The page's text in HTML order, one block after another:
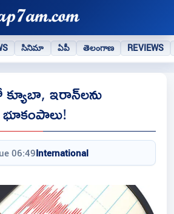
సినిమా ఏపీ తెలంగాణ REVIEWS
ఇరాన్‌లను
06:49International